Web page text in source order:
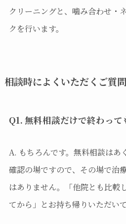
クリーニングと、噛み合わせ・
クを行います。
相談時によくいただくご質問
Q1. 無料相談だけで終わって
A. もちろんです。無料相談はあ
確認の場ですので、その場で治
はありません。「他院とも比較
てから」とお持ち帰りいただい